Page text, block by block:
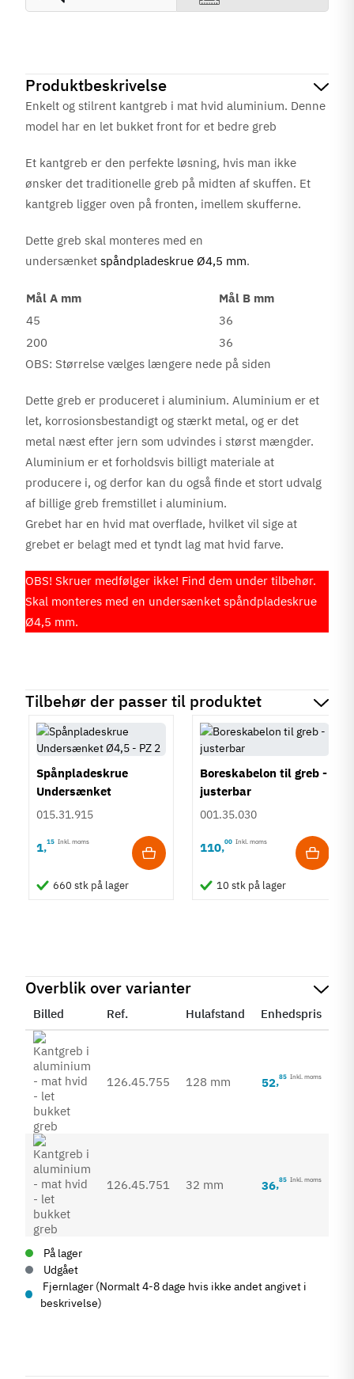
Produktbeskrivelse
Enkelt og stilrent kantgreb i mat hvid aluminium. Denne
model har en let bukket front for et bedre greb
Et kantgreb er den perfekte løsning, hvis man ikke
ønsker det traditionelle greb på midten af skuffen. Et
kantgreb ligger oven på fronten, imellem skufferne.
Dette greb skal monteres med en
undersænketspåndpladeskrue Ø4,5 mm.
Mål A mm
Mål B mm
45
36
200
36
OBS: Størrelse vælges længere nede på siden
Dette greb er produceret i aluminium. Aluminium er et
let, korrosionsbestandigt og stærkt metal, og er det
metal næst efter jern som udvindes i størst mængder.
Aluminium er et forholdsvis billigt materiale at
producere i, og derfor kan du også finde et stort udvalg
af billige greb fremstillet i aluminium.
Grebet har en hvid mat overflade, hvilket vil sige at
grebet er belagt med et tyndt lag mat hvid farve.
OBS! Skruer medfølger ikke! Find dem under tilbehør.
Skal monteres med en undersænket spåndpladeskrue
Ø4,5 mm.
Tilbehør der passer til produktet
Spånpladeskrue
Undersænket
Fuldgevind Ø4,5 - PZ2
015.31.915
1,15 Inkl. moms
660 stk på lager
Boreskabelon til greb -
justerbar
001.35.030
110,00 Inkl. moms
10 stk på lager
Overblik over varianter
Billed Ref. Hulafstand Enhedspris
126.45.755 128 mm 52,85 Inkl. moms
126.45.751 32 mm 36,85 Inkl. moms
På lager
Udgået
Fjernlager (Normalt 4-8 dage hvis ikke andet angivet i
beskrivelse)